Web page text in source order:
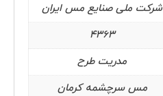
شرکت ملی صنایع مس ایران
4363
مدریت طرح
مس سرچشمه کرمان